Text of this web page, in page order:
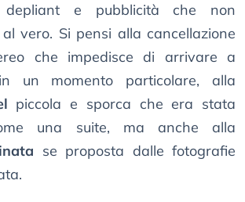
depliant e pubblicità che non
vero. Si pensi alla cancellazione
che impedisce di arrivare a
un momento particolare, alla
piccola e sporca che era stata
una suite, ma anche alla
se proposta dalle fotografie